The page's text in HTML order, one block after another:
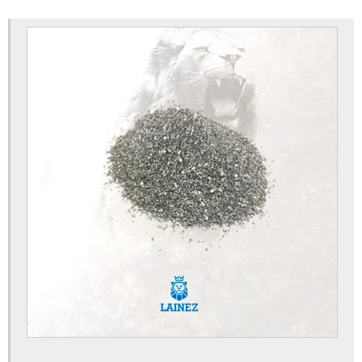
Manchão diagonal
Mangueira de teflon com trama de aço
Mangueira flexível teflon
Máquina de frisar pneu preço
Saco de ar para autoclave
Envelope externo